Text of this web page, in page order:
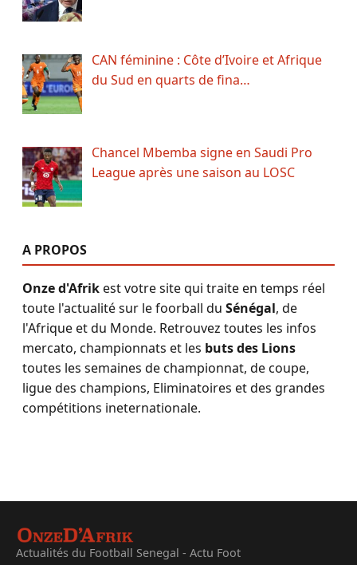
CAN féminine : Côte d’Ivoire et Afrique
du Sud en quarts de fina…
Chancel Mbemba signe en Saudi Pro
League après une saison au LOSC
A PROPOS
Onze d'Afrikest votre site qui traite en temps réel
toute l'actualité sur le foorball du Sénégal, de
l'Afrique et du Monde. Retrouvez toutes les infos
mercato, championnats et les buts des Lions
toutes les semaines de championnat, de coupe,
ligue des champions, Eliminatoires et des grandes
compétitions ineternationale.
Actualités du Football Senegal - Actu Foot